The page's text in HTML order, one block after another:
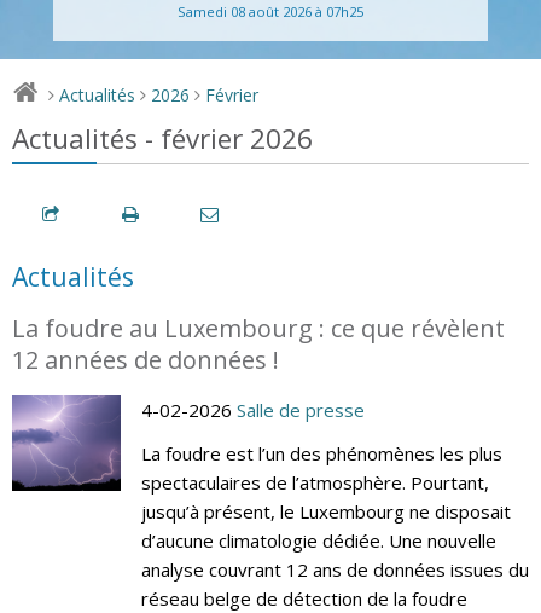
Samedi 08 août 2026 à 07h25
> Actualités > 2026 > Février
Actualités - février 2026
Actualités
La foudre au Luxembourg : ce que révèlent
12 années de données !
4-02-2026 Salle de presse
La foudre est l’un des phénomènes les plus
spectaculaires de l’atmosphère. Pourtant,
jusqu’à présent, le Luxembourg ne disposait
d’aucune climatologie dédiée. Une nouvelle
analyse couvrant 12 ans de données issues du
réseau belge de détection de la foudre